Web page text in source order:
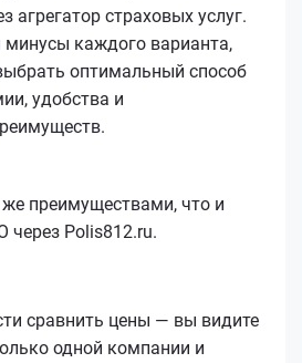
агрегатор страховых услуг.
каждого варианта,
оптимальный способ
удобства и
преимуществами, что и
Polis812.ru.
сравнить цены — вы видите
одной компании и